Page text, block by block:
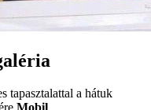
tapasztalattal a hátuk